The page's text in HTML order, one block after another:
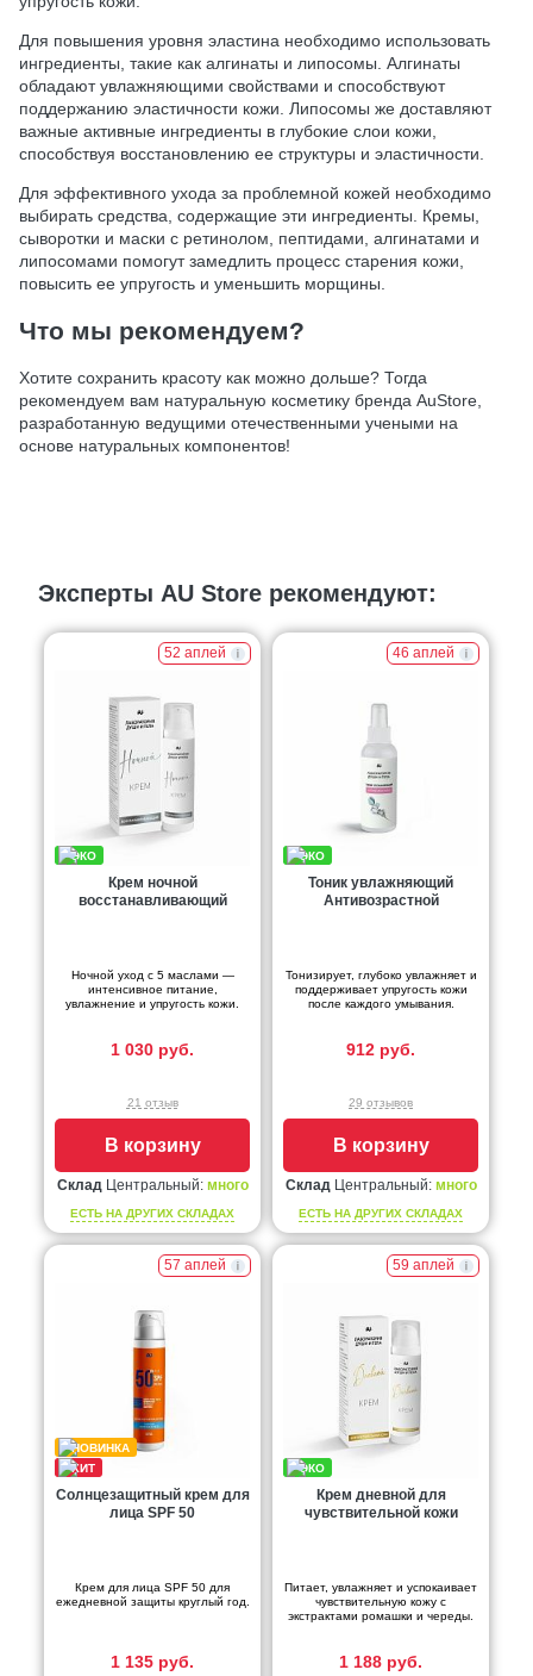
Для повышения уровня эластина необходимо использовать
ингредиенты, такие как алгинаты и липосомы. Алгинаты
обладают увлажняющими свойствами и способствуют
поддержанию эластичности кожи. Липосомы же доставляют
важные активные ингредиенты в глубокие слои кожи,
способствуя восстановлению ее структуры и эластичности.
Для эффективного ухода за проблемной кожей необходимо
выбирать средства, содержащие эти ингредиенты. Кремы,
сыворотки и маски с ретинолом, пептидами, алгинатами и
липосомами помогут замедлить процесс старения кожи,
повысить ее упругость и уменьшить морщины.
Что мы рекомендуем?
Хотите сохранить красоту как можно дольше? Тогда
рекомендуем вам натуральную косметику бренда AuStore,
разработанную ведущими отечественными учеными на
основе натуральных компонентов!
Эксперты AU Store рекомендуют:
52 аплей
Крем ночной
восстанавливающий
Ночной уход с 5 маслами —
интенсивное питание,
увлажнение и упругость кожи.
1 030 руб.
21 отзыв
В корзину
СкладЦентральный: много
ЕСТЬ НА ДРУГИХ СКЛАДАХ
46 аплей
Тоник увлажняющий
Антивозрастной
Тонизирует, глубоко увлажняет и
поддерживает упругость кожи
после каждого умывания.
912 руб.
29 отзывов
В корзину
СкладЦентральный: много
ЕСТЬ НА ДРУГИХ СКЛАДАХ
57 аплей
Солнцезащитный крем для
лица SPF 50
Крем для лица SPF 50 для
ежедневной защиты круглый год.
1 135 руб.
59 аплей
Крем дневной для
чувствительной кожи
Питает, увлажняет и успокаивает
чувствительную кожу с
экстрактами ромашки и череды.
1 188 руб.